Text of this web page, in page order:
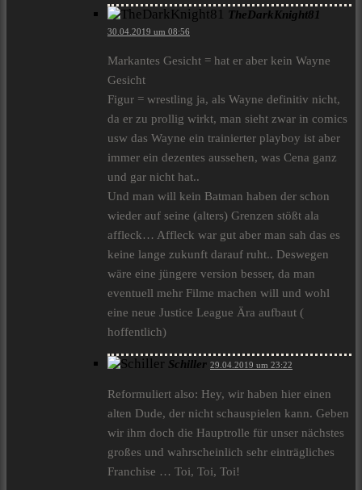
TheDarkKnight81
30.04.2019 um 08:56
Markantes Gesicht = hat er aber kein Wayne
Gesicht
Figur = wrestling ja, als Wayne definitiv nicht,
da er zu prollig wirkt, man sieht zwar in comics
usw das Wayne ein trainierter playboy ist aber
immer ein dezentes aussehen, was Cena ganz
und gar nicht hat..
Und man will kein Batman haben der schon
wieder auf seine (alters) Grenzen stößt ala
affleck… Affleck war gut aber man sah das es
keine lange zukunft darauf ruht.. Deswegen
wäre eine jüngere version besser, da man
eventuell mehr Filme machen will und wohl
eine neue Justice League Ära aufbaut (
hoffentlich)
Schiller 29.04.2019 um 23:22
Reformuliert also: Hey, wir haben hier einen
alten Dude, der nicht schauspielen kann. Geben
wir ihm doch die Hauptrolle für unser nächstes
großes und wahrscheinlich sehr einträgliches
Franchise … Toi, Toi, Toi!